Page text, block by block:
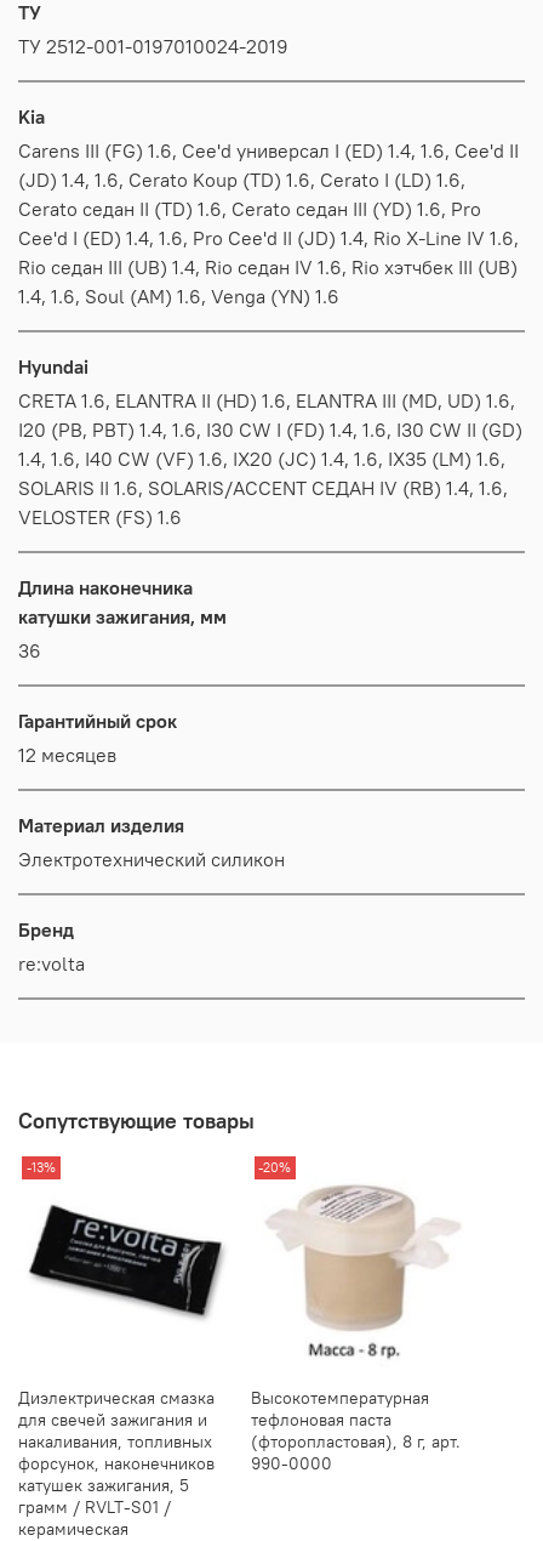
ТУ
ТУ 2512-001-0197010024-2019
Kia
Carens III (FG) 1.6, Cee'd универсал I (ED) 1.4, 1.6, Cee'd II
(JD) 1.4, 1.6, Cerato Koup (TD) 1.6, Cerato I (LD) 1.6,
Cerato седан II (TD) 1.6, Cerato седан III (YD) 1.6, Pro
Cee'd I (ED) 1.4, 1.6, Pro Cee'd II (JD) 1.4, Rio X-Line IV 1.6,
Rio седан III (UB) 1.4, Rio седан IV 1.6, Rio хэтчбек III (UB)
1.4, 1.6, Soul (AM) 1.6, Venga (YN) 1.6
Hyundai
CRETA 1.6, ELANTRA II (HD) 1.6, ELANTRA III (MD, UD) 1.6,
I20 (PB, PBT) 1.4, 1.6, I30 CW I (FD) 1.4, 1.6, I30 CW II (GD)
1.4, 1.6, I40 CW (VF) 1.6, IX20 (JC) 1.4, 1.6, IX35 (LM) 1.6,
SOLARIS II 1.6, SOLARIS/ACCENT СЕДАН IV (RB) 1.4, 1.6,
VELOSTER (FS) 1.6
Длина наконечника
катушки зажигания, мм
36
Гарантийный срок
12 месяцев
Материал изделия
Электротехнический силикон
Бренд
re:volta
Сопутствующие товары
-13%
Диэлектрическая смазка
для свечей зажигания и
накаливания, топливных
форсунок, наконечников
катушек зажигания, 5
грамм / RVLT-S01 /
керамическая
-20%
Высокотемпературная
тефлоновая паста
(фторопластовая), 8 г, арт.
990-0000